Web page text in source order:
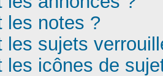
les notes ?
les sujets
les icônes de